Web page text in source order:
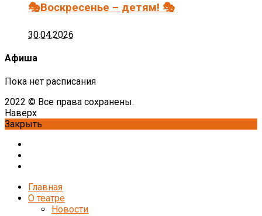
🎭Воскресенье – детям! 🎭
30.04.2026
Афиша
Пока нет расписания
2022 © Все права сохранены.
Наверх
Закрыть
Главная
О театре
Новости